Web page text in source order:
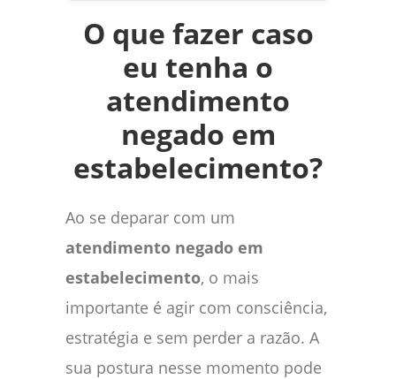
O que fazer caso
eu tenha o
atendimento
negado em
estabelecimento?
Ao se deparar com um
atendimento negado em
estabelecimento, o mais
importante é agir com consciência,
estratégia e sem perder a razão. A
sua postura nesse momento pode